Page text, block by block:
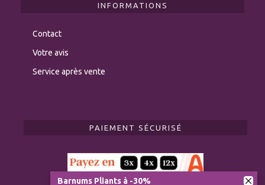
INFORMATIONS
Contact
Votre avis
Service après vente
PAIEMENT SÉCURISÉ
Barnums Pliants à -30%